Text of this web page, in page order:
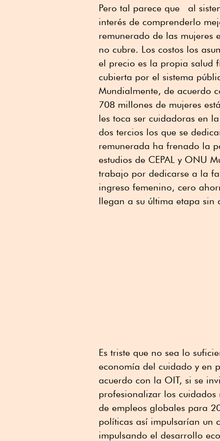
Pero tal parece que al
interés de comprenderlo
remunerado de las mujeres
no cubre. Los costos los
el precio es la propia salud
cubierta por el sistema
Mundialmente, de acuerdo
708 millones de mujeres
les toca ser cuidadoras en
dos tercios los que se
remunerada ha frenado la
estudios de CEPAL y ONU
trabajo por dedicarse a la
ingreso femenino, cero
llegan a su última etapa sin
Es triste que no sea lo
economía del cuidado y en
acuerdo con la OIT, si se
profesionalizar los
de empleos globales para
políticas así impulsarían un
impulsando el desarrollo